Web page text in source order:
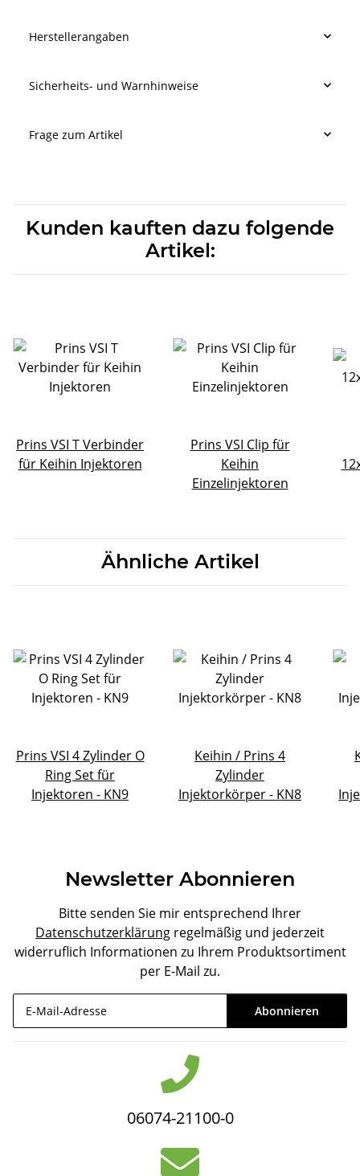
Herstellerangaben
Sicherheits- und Warnhinweise
Frage zum Artikel
Kunden kauften dazu folgende
Artikel:
Prins VSI T Verbinder
für Keihin Injektoren
Prins VSI Clip für
Keihin
Einzelinjektoren
Ähnliche Artikel
Prins VSI 4 Zylinder O
Ring Set für
Injektoren - KN9
Keihin / Prins 4
Zylinder
Injektorkörper - KN8
Newsletter Abonnieren
Bitte senden Sie mir entsprechend Ihrer
Datenschutzerklärung regelmäßig und jederzeit
widerruflich Informationen zu Ihrem Produktsortiment
per E-Mail zu.
Abonnieren
06074-21100-0